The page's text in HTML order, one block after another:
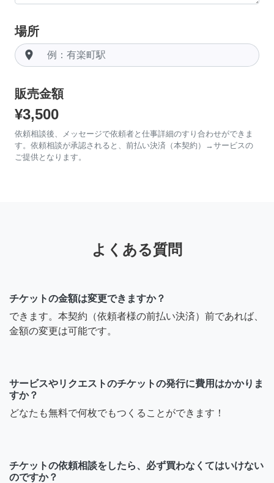
場所
room
販売金額
¥3,500
依頼相談後、メッセージで依頼者と仕事詳細のすり合わせができま
す。依頼相談が承認されると、前払い決済（本契約）→サービスの
ご提供となります。
よくある質問
チケットの金額は変更できますか？
できます。本契約（依頼者様の前払い決済）前であれば、
金額の変更は可能です。
サービスやリクエストのチケットの発行に費用はかかりま
すか？
どなたも無料で何枚でもつくることができます！
チケットの依頼相談をしたら、必ず買わなくてはいけない
のですか？